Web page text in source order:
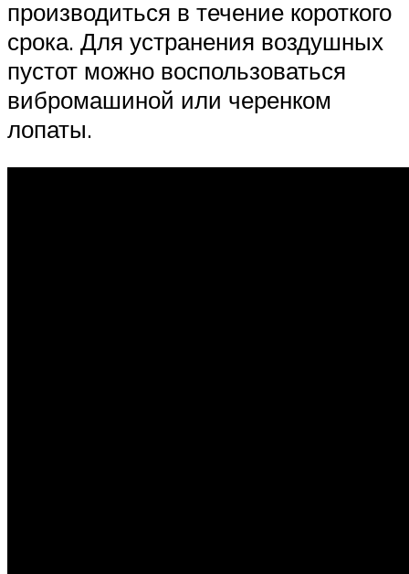
производиться в течение короткого
срока. Для устранения воздушных
пустот можно воспользоваться
вибромашиной или черенком
лопаты.